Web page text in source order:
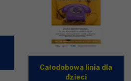
Całodobowa linia dla
dzieci